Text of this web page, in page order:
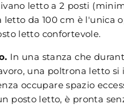
letto a 2 posti
letto da 100 cm è l'unica
letto confortevole.
In una stanza che
una poltrona letto si
occupare spazio
posto letto, è pronta